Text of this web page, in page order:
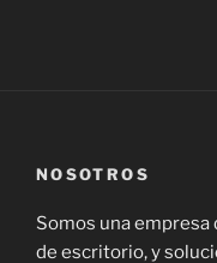
NOSOTROS
Somos una
de escritorio, y